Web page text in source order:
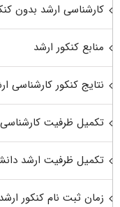
کارشناسی ارشد بدون
منابع کنکور ارشد
نتایج کنکور کارشناسی ارشد
تکمیل ظرفیت کارشناسی
تکمیل ظرفیت ارشد دانشگاه
زمان ثبت نام کنکور ارشد ۱۴۰۴